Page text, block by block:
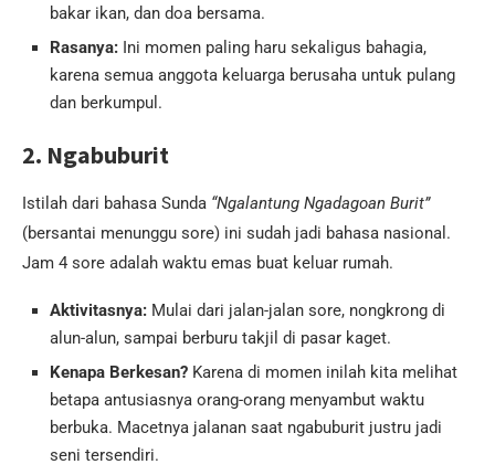
bakar ikan, dan doa bersama.
Rasanya: Ini momen paling haru sekaligus bahagia,
karena semua anggota keluarga berusaha untuk pulang
dan berkumpul.
2. Ngabuburit
Istilah dari bahasa Sunda “Ngalantung Ngadagoan Burit”
(bersantai menunggu sore) ini sudah jadi bahasa nasional.
Jam 4 sore adalah waktu emas buat keluar rumah.
Aktivitasnya: Mulai dari jalan-jalan sore, nongkrong di
alun-alun, sampai berburu takjil di pasar kaget.
Kenapa Berkesan? Karena di momen inilah kita melihat
betapa antusiasnya orang-orang menyambut waktu
berbuka. Macetnya jalanan saat ngabuburit justru jadi
seni tersendiri.